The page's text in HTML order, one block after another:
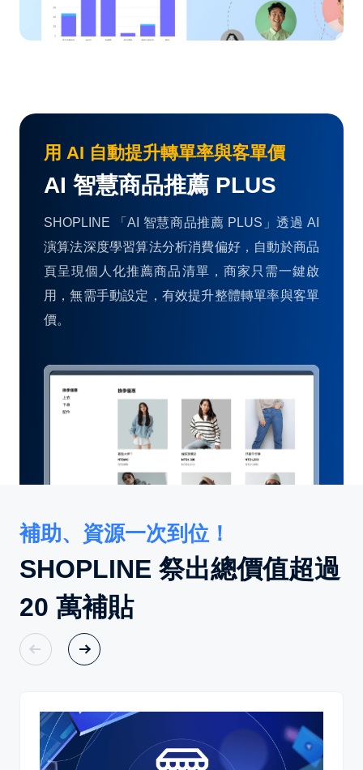
用 AI 自動提升轉單率與客單價
AI 智慧商品推薦 PLUS
SHOPLINE 「AI 智慧商品推薦 PLUS」透過 AI
演算法深度學習算法分析消費偏好，自動於商品
頁呈現個人化推薦商品清單，商家只需一鍵啟
用，無需手動設定，有效提升整體轉單率與客單
價。
補助、資源一次到位！
SHOPLINE 祭出總價值超過
20 萬補貼